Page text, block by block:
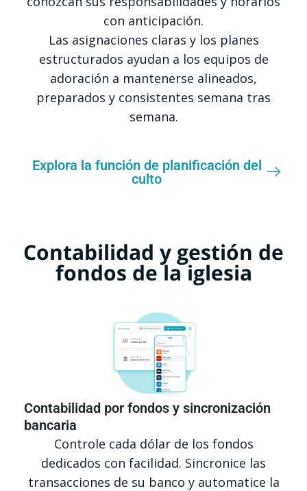
con anticipación.
Las asignaciones claras y los planes
estructurados ayudan a los equipos de
adoración a mantenerse alineados,
preparados y consistentes semana tras
semana.
Explora la función de planificación del
culto
Contabilidad y gestión de
fondos de la iglesia
Contabilidad por fondos y sincronización
bancaria
Controle cada dólar de los fondos
dedicados con facilidad. Sincronice las
transacciones de su banco y automatice la